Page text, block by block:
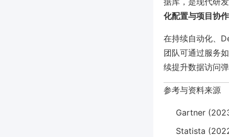
化配置与项目协
在持续自动化、
团队可通过服务
续提升数据访问
参考与资料来源
Gartner
Statista